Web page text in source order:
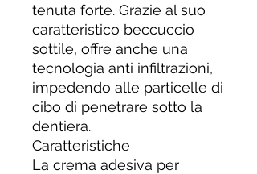
tenuta forte. Grazie al suo
caratteristico beccuccio
sottile, offre anche una
tecnologia anti infiltrazioni,
impedendo alle particelle di
cibo di penetrare sotto la
dentiera.
Caratteristiche
La crema adesiva per